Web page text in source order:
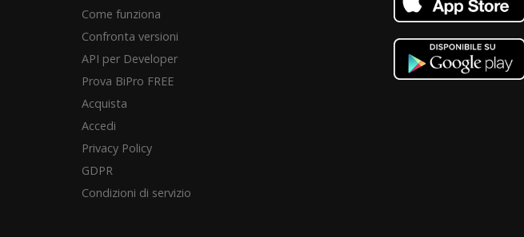
Come funziona
Confronta versioni
API per Developer
Prova BiPro FREE
Acquista
Accedi
Privacy Policy
GDPR
Condizioni di servizio